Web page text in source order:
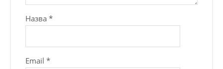
Назва*
Email*